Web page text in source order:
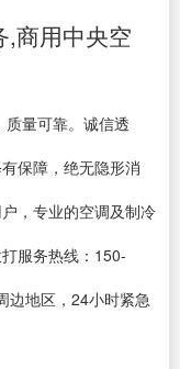
,商用中央空
量可靠。诚信透
保障，绝无隐形消
，专业的空调及制冷
服务热线：150-
边地区，24小时紧急